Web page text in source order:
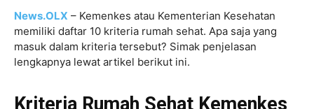
News.OLX – Kemenkes atau Kementerian Kesehatan
memiliki daftar 10 kriteria rumah sehat. Apa saja yang
masuk dalam kriteria tersebut? Simak penjelasan
lengkapnya lewat artikel berikut ini.
Kriteria Rumah Sehat Kemenkes